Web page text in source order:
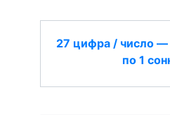
27 цифра / число —
по 1